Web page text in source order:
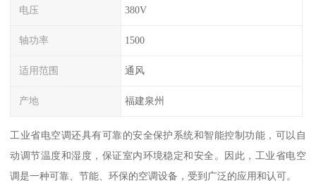
电压 380V
轴功率 1500
适用范围 通风
产地 福建泉州
工业省电空调还具有可靠的安全保护系统和智能控制功能，可以自
动调节温度和湿度，保证室内环境稳定和安全。因此，工业省电空
调是一种可靠、节能、环保的空调设备，受到广泛的应用和认可。